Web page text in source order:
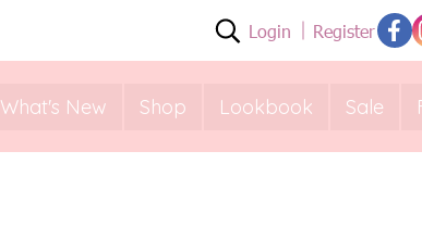
Login Register
What's New Shop Lookbook Sale